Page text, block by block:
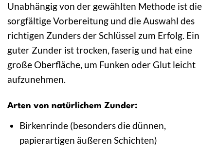
Unabhängig von der gewählten Methode ist die
sorgfältige Vorbereitung und die Auswahl des
richtigen Zunders der Schlüssel zum Erfolg. Ein
guter Zunder ist trocken, faserig und hat eine
große Oberfläche, um Funken oder Glut leicht
aufzunehmen.
Arten von natürlichem Zunder:
Birkenrinde (besonders die dünnen,
papierartigen äußeren Schichten)